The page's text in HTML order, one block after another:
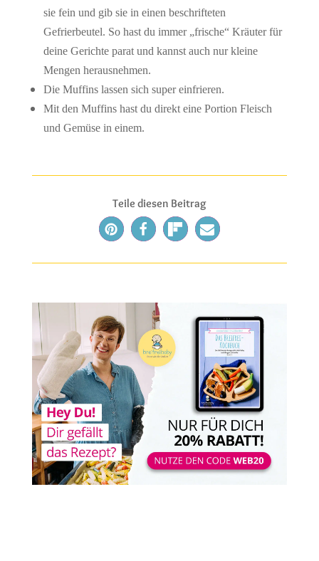
sie fein und gib sie in einen beschrifteten
Gefrierbeutel. So hast du immer „frische“ Kräuter für
deine Gerichte parat und kannst auch nur kleine
Mengen herausnehmen.
Die Muffins lassen sich super einfrieren.
Mit den Muffins hast du direkt eine Portion Fleisch
und Gemüse in einem.
Teile diesen Beitrag